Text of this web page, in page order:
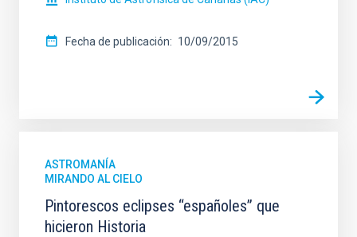
Fecha de publicación 10/09/2015
ASTROMANÍA
MIRANDO AL CIELO
Pintorescos eclipses “españoles” que
hicieron Historia